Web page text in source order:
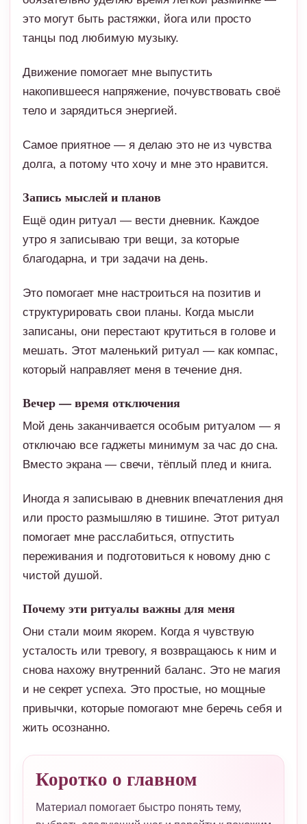
это могут быть растяжки, йога или просто
танцы под любимую музыку.
Движение помогает мне выпустить
накопившееся напряжение, почувствовать своё
тело и зарядиться энергией.
Самое приятное — я делаю это не из чувства
долга, а потому что хочу и мне это нравится.
Запись мыслей и планов
Ещё один ритуал — вести дневник. Каждое
утро я записываю три вещи, за которые
благодарна, и три задачи на день.
Это помогает мне настроиться на позитив и
структурировать свои планы. Когда мысли
записаны, они перестают крутиться в голове и
мешать. Этот маленький ритуал — как компас,
который направляет меня в течение дня.
Вечер — время отключения
Мой день заканчивается особым ритуалом — я
отключаю все гаджеты минимум за час до сна.
Вместо экрана — свечи, тёплый плед и книга.
Иногда я записываю в дневник впечатления дня
или просто размышляю в тишине. Этот ритуал
помогает мне расслабиться, отпустить
переживания и подготовиться к новому дню с
чистой душой.
Почему эти ритуалы важны для меня
Они стали моим якорем. Когда я чувствую
усталость или тревогу, я возвращаюсь к ним и
снова нахожу внутренний баланс. Это не магия
и не секрет успеха. Это простые, но мощные
привычки, которые помогают мне беречь себя и
жить осознанно.
Коротко о главном
Материал помогает быстро понять тему,